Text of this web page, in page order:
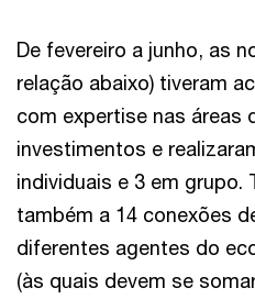
De fevereiro a junho, as
relação abaixo) tiveram
com expertise nas áreas
investimentos e
individuais e 3 em grupo.
também a 14 conexões
diferentes agentes do
(às quais devem se